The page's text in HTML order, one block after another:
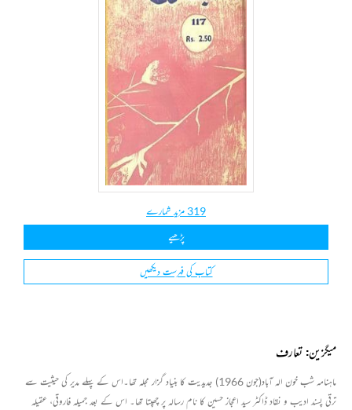
319 مزید شمارے
پڑھیے
کتاب کی فہرست دیکھیں
میگزین: تعارف
ماہنامہ شب خون الہ آباد(جون 1966) جدیدیت کا بنیاد گزار مجلہ تھا۔اس کے پہلے مدیر کی حیثیت سے
ترقی پسند ادیب و نقاد ڈاکٹر سید اعجاز حسین کا نام رسالہ پر چھپتا تھا۔ اس کے بعد جمیلہ فاروقی، عقیلہ